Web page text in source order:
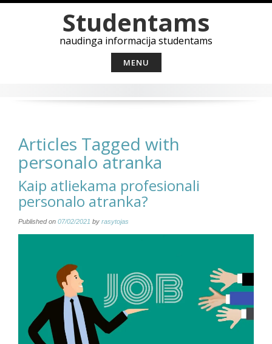
Studentams
naudinga informacija studentams
MENU
Articles Tagged with
personalo atranka
Kaip atliekama profesionali
personalo atranka?
Published on 07/02/2021 by rasytojas